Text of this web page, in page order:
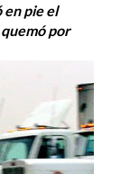
en pie el
por